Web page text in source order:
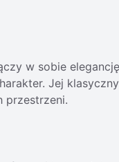
w sobie
Jej
przestrzeni.